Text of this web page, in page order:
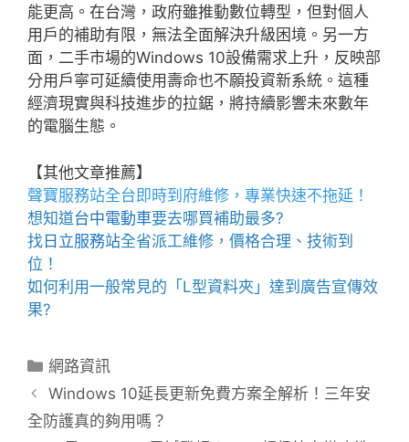
能更高。在台灣，政府雖推動數位轉型，但對個人
用戶的補助有限，無法全面解決升級困境。另一方
面，二手市場的Windows 10設備需求上升，反映部
分用戶寧可延續使用壽命也不願投資新系統。這種
經濟現實與科技進步的拉鋸，將持續影響未來數年
的電腦生態。
【其他文章推薦】
聲寶服務站全台即時到府維修，專業快速不拖延！
想知道台中電動車要去哪買補助最多?
找日立服務站全省派工維修，價格合理、技術到
位！
如何利用一般常見的「L型資料夾 」達到廣告宣傳效
果?
分
類
網路資訊
Windows 10延長更新免費方案全解析！三年安
全防護真的夠用嗎？